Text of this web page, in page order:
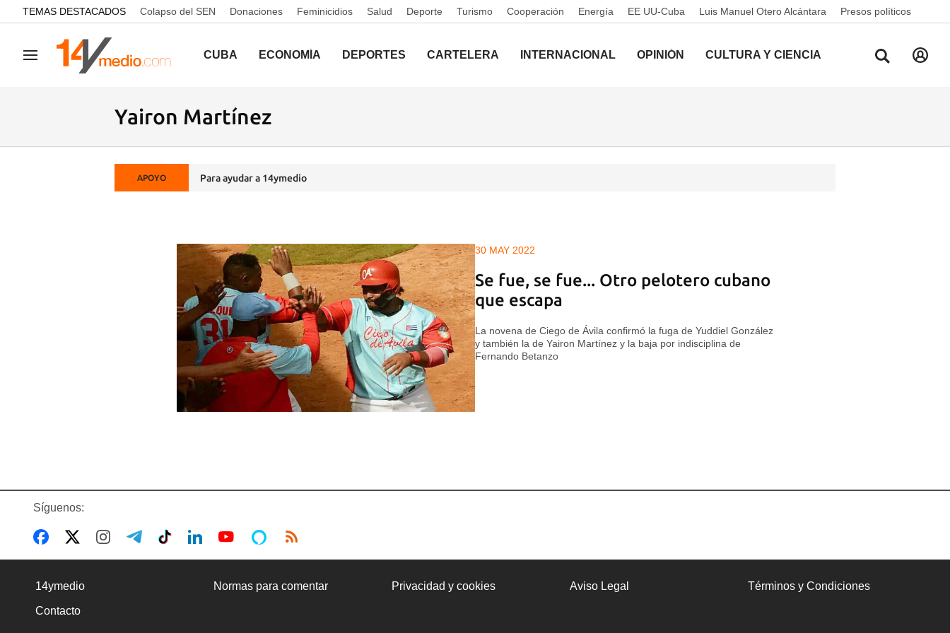
common.go-to-content
TEMAS DESTACADOS Colapso del SEN Donaciones Feminicidios Salud Deporte Turismo Cooperación Energía EE UU-Cuba Luis Manuel Otero Alcántara Presos políticos
Navegación CUBA ECONOMÍA DEPORTES CARTELERA INTERNACIONAL OPINIÓN CULTURA Y CIENCIA
Yairon Martínez
APOYO Para ayudar a 14ymedio
30 MAY 2022
Se fue, se fue... Otro pelotero cubano
que escapa
La novena de Ciego de Ávila confirmó la fuga de Yuddiel González
y también la de Yairon Martínez y la baja por indisciplina de
Fernando Betanzo
Síguenos:
14ymedio Normas para comentar Privacidad y cookies Aviso Legal Términos y Condiciones
Contacto